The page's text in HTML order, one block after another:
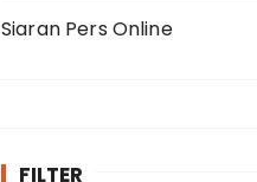
Siaran Pers Online
FILTER